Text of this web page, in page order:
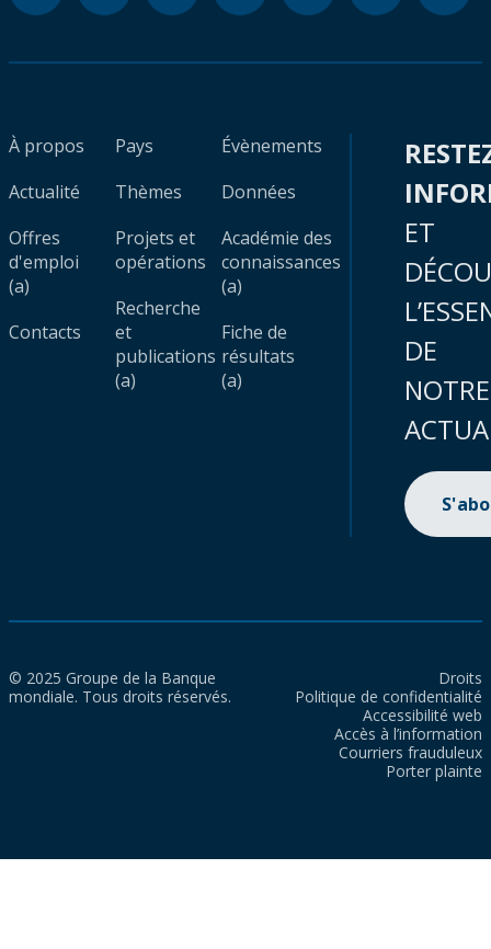
À propos
Actualité
Offres
d'emploi
(a)
Contacts
Pays
Thèmes
Projets et
opérations
Recherche
et
publications
(a)
Évènements
Données
Académie des
connaissances
(a)
Fiche de
résultats
(a)
ET
DE
NOTRE
© 2025 Groupe de la Banque
mondiale. Tous droits réservés.
Droits
Politique de confidentialité
Accessibilité web
Accès à l’information
Courriers frauduleux
Porter plainte